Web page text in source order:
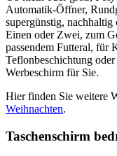
Automatik-Öffner,
supergünstig,
Einen oder Zwei, zum
passendem Futteral, für
Teflonbeschichtung
Werbeschirm für Sie.
Hier finden Sie weitere
Weihnachten.
Taschenschirm